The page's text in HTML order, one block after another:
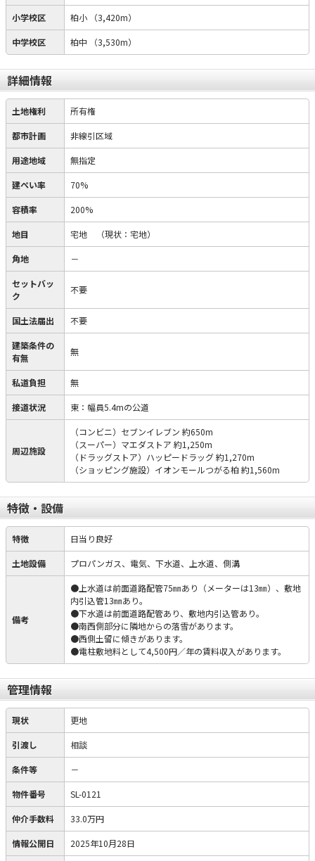
小学校区 柏小 （3,420m）
中学校区 柏中 （3,530m）
詳細情報
土地権利 所有権
都市計画 非線引区域
用途地域 無指定
建ぺい率 70%
容積率 200%
地目 宅地 （現状：宅地）
角地 －
セットバッ
ク
不要
国土法届出 不要
建築条件の
有無
無
私道負担 無
接道状況 東：幅員5.4mの公道
周辺施設
（コンビニ）セブンイレブン 約650m
（スーパー）マエダストア 約1,250m
（ドラッグストア）ハッピードラッグ 約1,270m
（ショッピング施設）イオンモールつがる柏 約1,560m
特徴・設備
特徴 日当り良好
土地設備 プロパンガス、電気、下水道、上水道、側溝
備考
●上水道は前面道路配管75㎜あり（メーターは13㎜）、敷地
内引込管13㎜あり。
●下水道は前面道路配管あり、敷地内引込管あり。
●南西側部分に隣地からの落雪があります。
●西側土留に傾きがあります。
●電柱敷地料として4,500円／年の賃料収入があります。
管理情報
現状 更地
引渡し 相談
条件等 －
物件番号 SL-0121
仲介手数料 33.0万円
情報公開日 2025年10月28日